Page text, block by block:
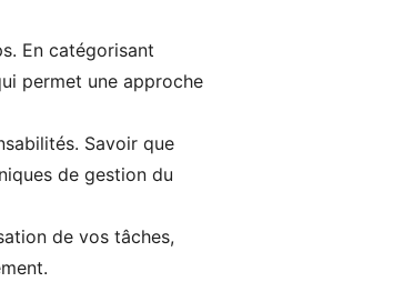
En catégorisant
permet une approche
Savoir que
de gestion du
de vos tâches,